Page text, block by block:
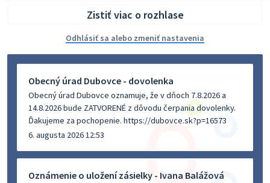
Zistiť viac o rozhlase
Odhlásiť sa alebo zmeniť nastavenia
Obecný úrad Dubovce - dovolenka
Obecný úrad Dubovce oznamuje, že v dňoch 7.8.2026 a
14.8.2026 bude ZATVORENÉ z dôvodu čerpania dovolenky.
Ďakujeme za pochopenie. https://dubovce.sk?p=16573
6. augusta 2026 12:53
Oznámenie o uložení zásielky - Ivana Balážová